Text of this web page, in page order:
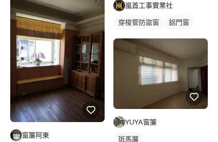
窗簾阿東
嵐首工事實業社
穿梭管防盜窗 鋁門窗
YUYA窗簾
斑馬簾